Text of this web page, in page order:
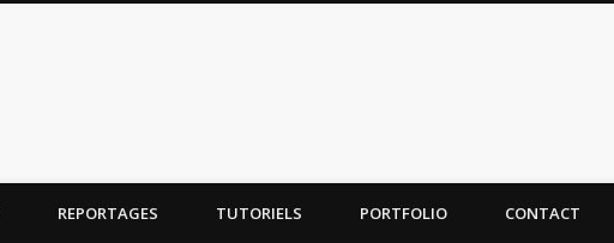
REPORTAGES TUTORIELS PORTFOLIO CONTACT